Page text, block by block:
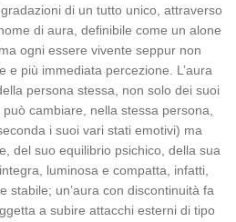
di un tutto unico, attraverso
di aura, definibile come un alone
ogni essere vivente seppur non
e più immediata percezione. L’aura
persona stessa, non solo dei suoi
può cambiare, nella stessa persona,
i suoi vari stati emotivi) ma
del suo equilibrio psichico, della sua
luminosa e compatta, infatti,
stabile; un’aura con discontinuità fa
a subire attacchi esterni di tipo